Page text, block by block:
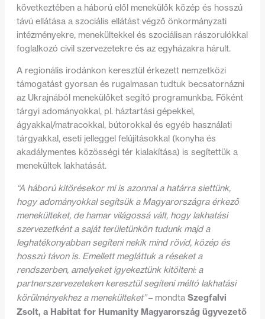
következtében a háború elől menekülők közép és hosszú
távú ellátása a szociális ellátást végző önkormányzati
intézményekre, menekültekkel és szociálisan rászorulókkal
foglalkozó civil szervezetekre és az egyházakra hárult.
A regionális irodánkon keresztül érkezett nemzetközi
támogatást gyorsan és rugalmasan tudtuk becsatornázni
az Ukrajnából menekülőket segítő programunkba. Főként
tárgyi adományokkal, pl. háztartási gépekkel,
ágyakkal/matracokkal, bútorokkal és egyéb használati
tárgyakkal, eseti jelleggel felújításokkal (konyha és
akadálymentes közösségi tér kialakítása) is segítettük a
menekültek lakhatását.
“A háború kitörésekor mi is azonnal a határra siettünk,
hogy adományokkal segítsük a Magyarországra érkező
menekülteket, de hamar világossá vált, hogy lakhatási
szervezetként a saját területünkön tudunk majd a
leghatékonyabban segíteni nekik mind rövid, közép és
hosszú távon is. Emellett megláttuk a réseket a
rendszerben, amelyeket igyekeztünk kitölteni: a
partnerszervezeteken keresztül segíteni méltó lakhatási
körülményekhez a menekülteket”– mondta Szegfalvi
Zsolt, a Habitat for Humanity Magyarország ügyvezető